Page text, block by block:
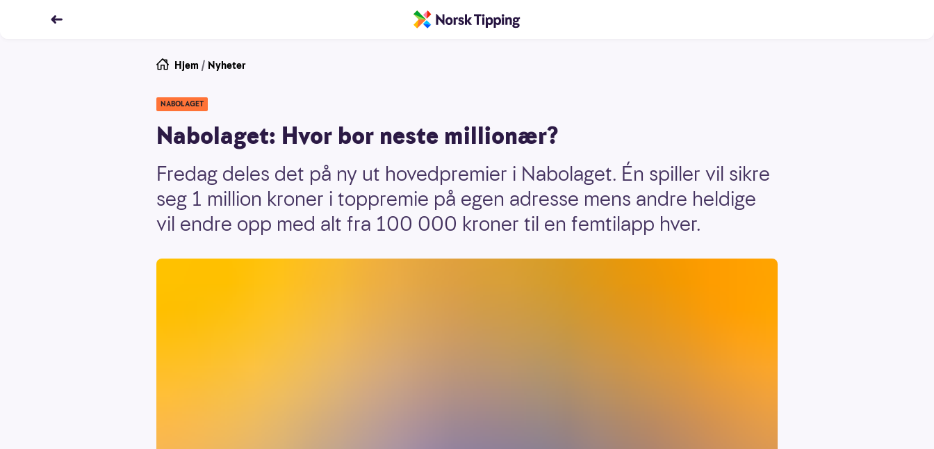
Hjem / Nyheter
NABOLAGET
Nabolaget: Hvor bor neste millionær?
Fredag deles det på ny ut hovedpremier i Nabolaget. Én spiller vil sikre
seg 1 million kroner i toppremie på egen adresse mens andre heldige
vil endre opp med alt fra 100 000 kroner til en femtilapp hver.